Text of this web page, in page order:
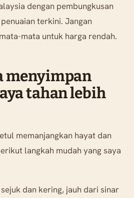
dengan pembungkusan
terkini. Jangan
mata untuk harga rendah.
menyimpan
tahan lebih
memanjangkan hayat dan
langkah mudah yang saya
dan kering, jauh dari sinar